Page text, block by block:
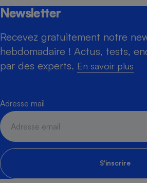
Newsletter
Recevez gratuitement notre
hebdomadaire ! Actus, tests,
par des experts. En savoir plus
Adresse mail
S'inscrire